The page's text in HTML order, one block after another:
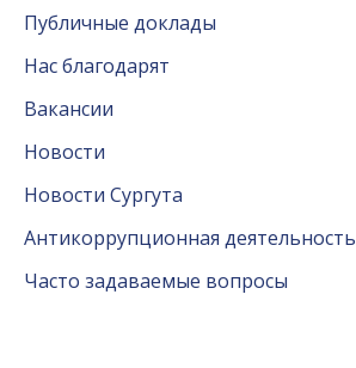
Публичные доклады
Нас благодарят
Вакансии
Новости
Новости Сургута
Антикоррупционная деятельность
Часто задаваемые вопросы